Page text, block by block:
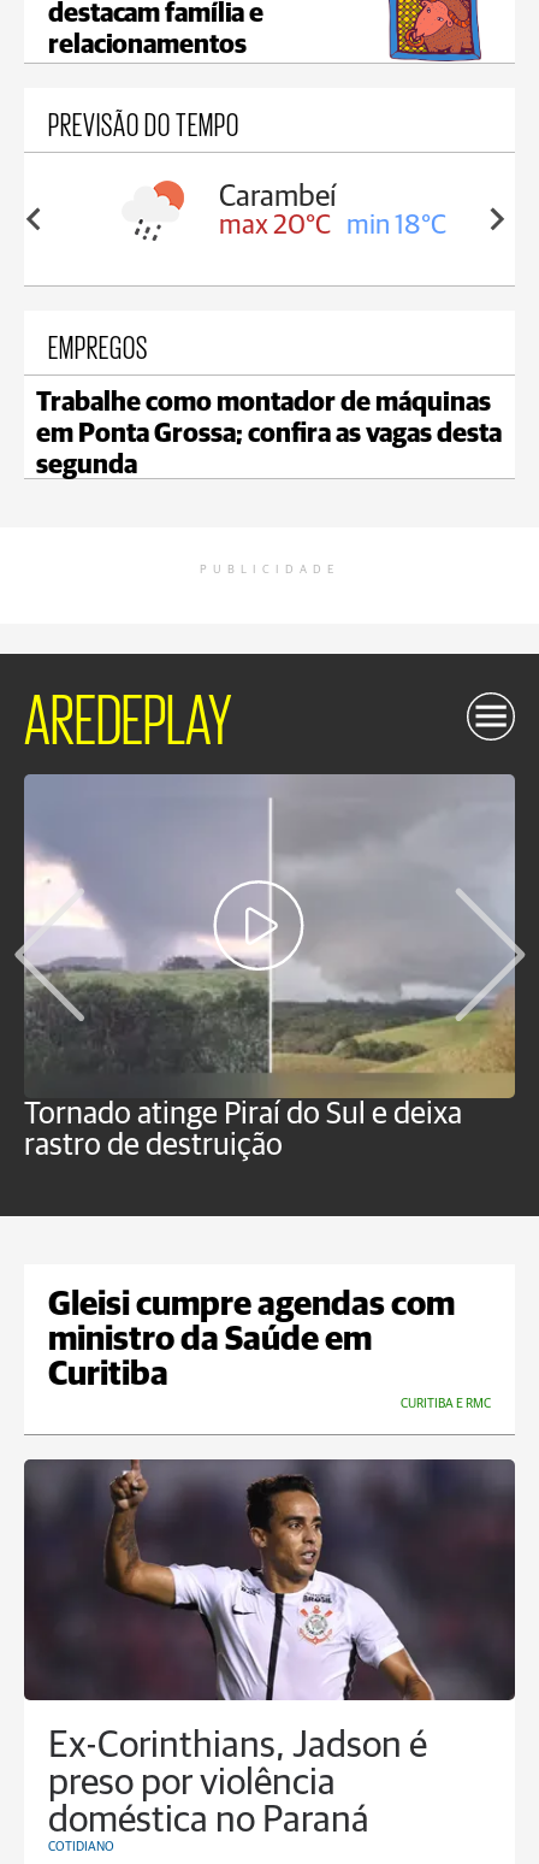
destacam família e
relacionamentos
PREVISÃO DO TEMPO
18°C
Carambeí
max 20°C min 18°C
EMPREGOS
Trabalhe como montador de máquinas
em Ponta Grossa; confira as vagas desta
segunda
PUBLICIDADE
AREDEPLAY
Tornado atinge Piraí do Sul e deixa
rastro de destruição
Gleisi cumpre agendas com
ministro da Saúde em
Curitiba
CURITIBA E RMC
Ex-Corinthians, Jadson é
preso por violência
doméstica no Paraná
COTIDIANO